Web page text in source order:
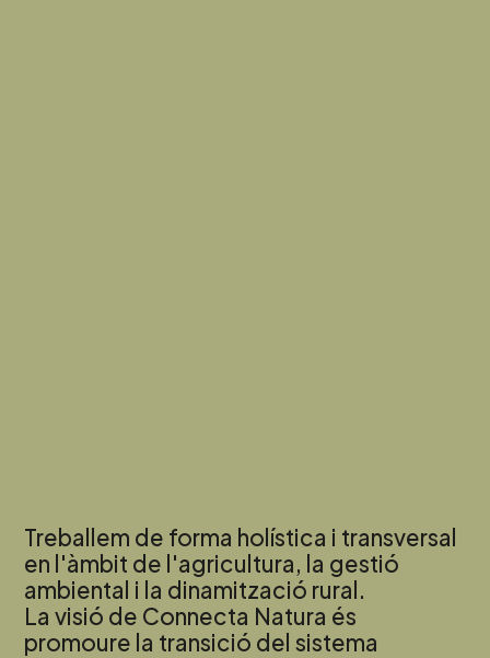
Treballem de forma holística i transversal
en l'àmbit de l'agricultura, la gestió
ambiental i la dinamització rural.
La visió de Connecta Natura és
promoure la transició del sistema